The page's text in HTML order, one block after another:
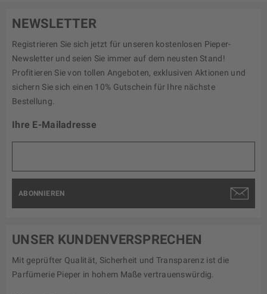
NEWSLETTER
Registrieren Sie sich jetzt für unseren kostenlosen Pieper-
Newsletter und seien Sie immer auf dem neusten Stand!
Profitieren Sie von tollen Angeboten, exklusiven Aktionen und
sichern Sie sich einen 10% Gutschein für Ihre nächste
Bestellung.
Ihre E-Mailadresse
ABONNIEREN
UNSER KUNDENVERSPRECHEN
Mit geprüfter Qualität, Sicherheit und Transparenz ist die
Parfümerie Pieper in hohem Maße vertrauenswürdig.